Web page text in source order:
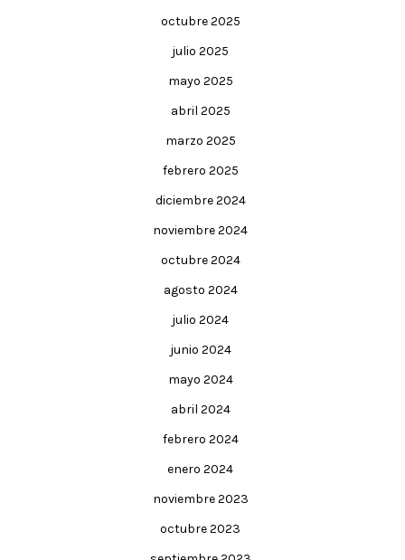
octubre 2025
julio 2025
mayo 2025
abril 2025
marzo 2025
febrero 2025
diciembre 2024
noviembre 2024
octubre 2024
agosto 2024
julio 2024
junio 2024
mayo 2024
abril 2024
febrero 2024
enero 2024
noviembre 2023
octubre 2023